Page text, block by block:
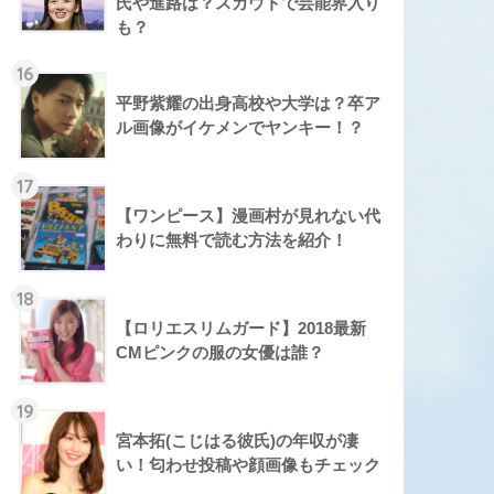
も？
16
平野紫耀の出身高校や大学は？卒ア
ル画像がイケメンでヤンキー！？
17
【ワンピース】漫画村が見れない代
わりに無料で読む方法を紹介！
18
【ロリエスリムガード】2018最新
CMピンクの服の女優は誰？
19
宮本拓(こじはる彼氏)の年収が凄
い！匂わせ投稿や顔画像もチェック